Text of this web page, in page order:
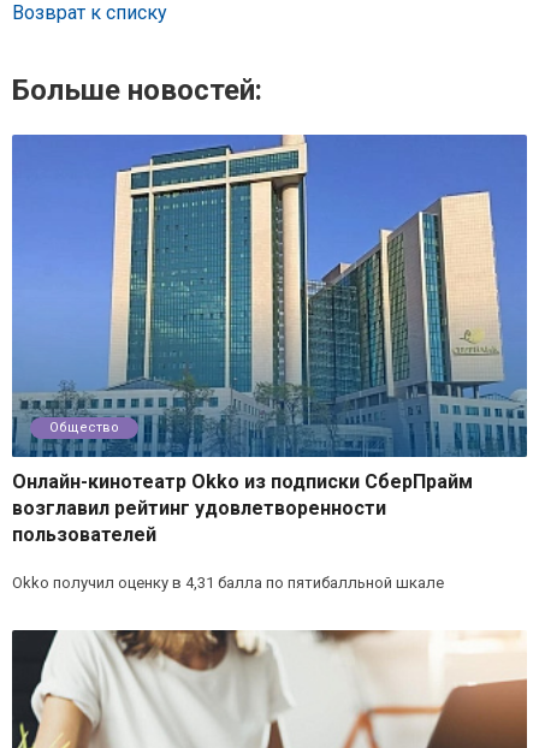
Возврат к списку
Больше новостей:
Общество
Онлайн-кинотеатр Okko из подписки СберПрайм
возглавил рейтинг удовлетворенности
пользователей
Okko получил оценку в 4,31 балла по пятибалльной шкале